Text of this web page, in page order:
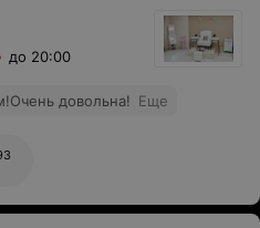
до 20:00
довольна! Еще